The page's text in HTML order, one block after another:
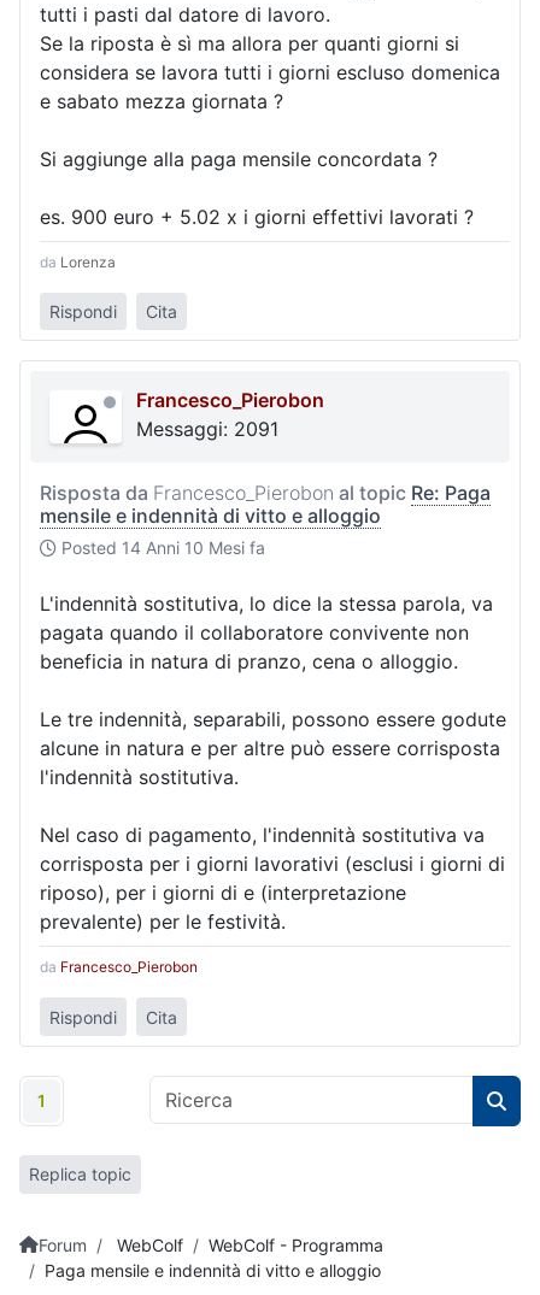
tutti i pasti dal datore di lavoro.
Se la riposta è sì ma allora per quanti giorni si
considera se lavora tutti i giorni escluso domenica
e sabato mezza giornata ?
Si aggiunge alla paga mensile concordata ?
es. 900 euro + 5.02 x i giorni effettivi lavorati ?
da Lorenza
Rispondi Cita
Francesco_Pierobon
Messaggi: 2091
Risposta da Francesco_Pierobon al topic Re: Paga
mensile e indennità di vitto e alloggio
Posted 14 Anni 10 Mesi fa
L'indennità sostitutiva, lo dice la stessa parola, va
pagata quando il collaboratore convivente non
beneficia in natura di pranzo, cena o alloggio.
Le tre indennità, separabili, possono essere godute
alcune in natura e per altre può essere corrisposta
l'indennità sostitutiva.
Nel caso di pagamento, l'indennità sostitutiva va
corrisposta per i giorni lavorativi (esclusi i giorni di
riposo), per i giorni di e (interpretazione
prevalente) per le festività.
da Francesco_Pierobon
Rispondi Cita
1
Replica topic
Forum WebColf
WebColf - Programma
Paga mensile e indennità di vitto e alloggio